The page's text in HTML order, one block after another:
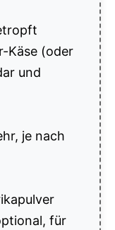
Käse (oder
und
je nach
für